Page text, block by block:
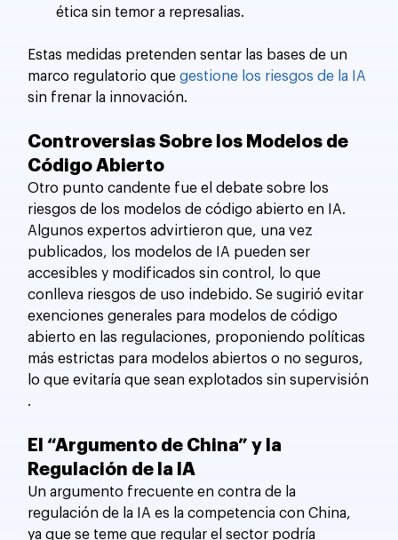
ética sin temor a represalias.
Estas medidas pretenden sentar las bases de un
marco regulatorio que gestione los riesgos de la IA
sin frenar la innovación​.
Controversias Sobre los Modelos de
Código Abierto
Otro punto candente fue el debate sobre los
riesgos de los modelos de código abierto en IA.
Algunos expertos advirtieron que, una vez
publicados, los modelos de IA pueden ser
accesibles y modificados sin control, lo que
conlleva riesgos de uso indebido. Se sugirió evitar
exenciones generales para modelos de código
abierto en las regulaciones, proponiendo políticas
más estrictas para modelos abiertos o no seguros,
lo que evitaría que sean explotados sin supervisión​
.
El “Argumento de China” y la
Regulación de la IA
Un argumento frecuente en contra de la
regulación de la IA es la competencia con China,
ya que se teme que regular el sector podría